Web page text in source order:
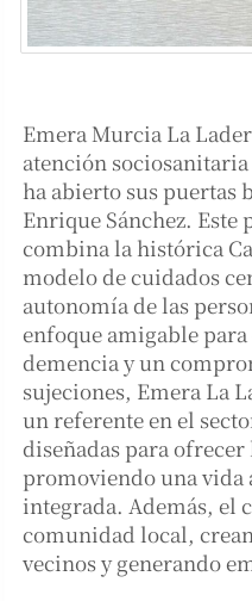
Emera Murcia La
atención
ha abierto sus puertas
Enrique Sánchez.
combina la histórica
modelo de cuidados
autonomía de las
enfoque amigable
demencia y un
sujeciones, Emera La
un referente en el
diseñadas para
promoviendo una vida
integrada. Además, el
comunidad local,
vecinos y generando